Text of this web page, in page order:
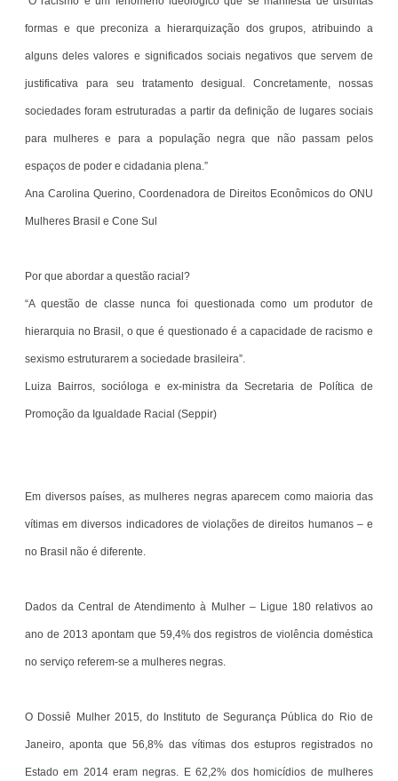
formas e que preconiza a hierarquização dos grupos, atribuindo a
alguns deles valores e significados sociais negativos que servem de
justificativa para seu tratamento desigual. Concretamente, nossas
sociedades foram estruturadas a partir da definição de lugares sociais
para mulheres e para a população negra que não passam pelos
espaços de poder e cidadania plena.”
Ana Carolina Querino, Coordenadora de Direitos Econômicos do ONU
Mulheres Brasil e Cone Sul
Por que abordar a questão racial?
“A questão de classe nunca foi questionada como um produtor de
hierarquia no Brasil, o que é questionado é a capacidade de racismo e
sexismo estruturarem a sociedade brasileira”.
Luiza Bairros, socióloga e ex-ministra da Secretaria de Política de
Promoção da Igualdade Racial (Seppir)
Em diversos países, as mulheres negras aparecem como maioria das
vítimas em diversos indicadores de violações de direitos humanos – e
no Brasil não é diferente.
Dados da Central de Atendimento à Mulher – Ligue 180 relativos ao
ano de 2013 apontam que 59,4% dos registros de violência doméstica
no serviço referem-se a mulheres negras.
O Dossiê Mulher 2015, do Instituto de Segurança Pública do Rio de
Janeiro, aponta que 56,8% das vítimas dos estupros registrados no
Estado em 2014 eram negras. E 62,2% dos homicídios de mulheres